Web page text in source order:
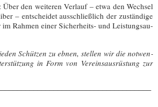
Über den wei­te­ren Ver­lauf – etwa den Wech­sel
– ent­schei­det aus­schließ­lich der zustän­di­ge
Rah­men einer Sicher­heits- und Leis­tungs­au­
Schüt­zen zu ebnen, stel­len wir die not­wen­
in Form von Ver­eins­aus­rüs­tung zur